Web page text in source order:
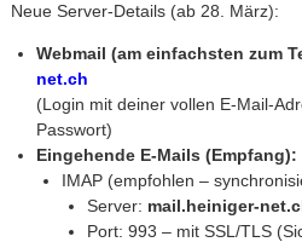
Neue Server-Details (ab 28. März):
Webmail (am einfachsten zum
net.ch
(Login mit deiner vollen E-Mail-
Passwort)
Eingehende E-Mails (Empfang):
IMAP (empfohlen –
Server: mail.heiniger-
Port: 993 – mit SSL/TLS